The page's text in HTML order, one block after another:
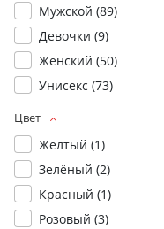
Мужской (89)
Девочки (9)
Женский (50)
Унисекс (73)
Цвет
Жёлтый (1)
Зелёный (2)
Красный (1)
Розовый (3)